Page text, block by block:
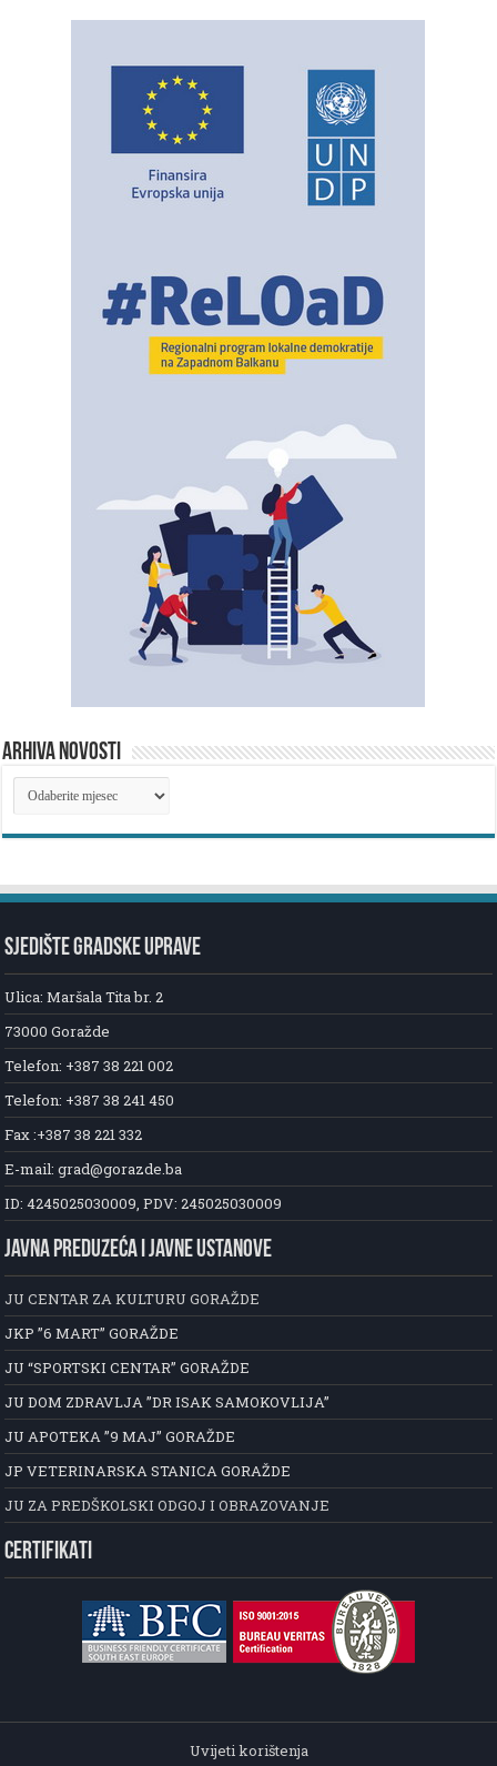
ARHIVA NOVOSTI
ARHIVA
NOVOSTI
SJEDIŠTE GRADSKE UPRAVE
Ulica: Maršala Tita br. 2
73000 Goražde
Telefon: +387 38 221 002
Telefon: +387 38 241 450
Fax :+387 38 221 332
E-mail: grad@gorazde.ba
ID: 4245025030009, PDV: 245025030009
JAVNA PREDUZEĆA I JAVNE USTANOVE
JU CENTAR ZA KULTURU GORAŽDE
JKP ”6 MART” GORAŽDE
JU “SPORTSKI CENTAR” GORAŽDE
JU DOM ZDRAVLJA ”DR ISAK SAMOKOVLIJA”
JU APOTEKA ”9 MAJ” GORAŽDE
JP VETERINARSKA STANICA GORAŽDE
JU ZA PREDŠKOLSKI ODGOJ I OBRAZOVANJE
CERTIFIKATI
Uvijeti korištenja